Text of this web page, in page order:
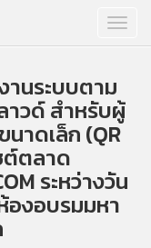
านระบบตาม
าวด์ สำหรับผู้
าดเล็ก (QR
ต์ตลาด
ระหว่างวัน
องอบรมมหา